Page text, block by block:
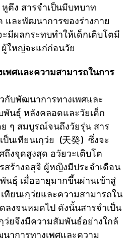
ตึง สารจำเป็นมีบทบาท
และพัฒนาการของร่างกาย
ะมีผลกระทบทำให้เด็กเติบโตมี
ใหญ่จะแก่ก่อนวัย
พศและความสามารถในการ
กับพัฒนาการทางเพศและ
พันธุ์ หลังคลอดและวัยเด็ก
ๆ สมบูรณ์จนถึงวัยรุ่น สาร
ป็นเทียนเกฺว่ย (天癸) ซึ่งจะ
งจุดสูงสุด อวัยวะเติบโต
สร้างอสุจิ ผู้หญิงมีประจำเดือน
นธุ์ เมื่ออายุมากขึ้นผ่านเข้าสู่
ทียนเกฺว่ยและความสามารถใน
ลงจนหมดไป ดังนั้นสารจำเป็น
ว่ยจึงมีความสัมพันธ์อย่างใกล้
าการทางเพศและความ